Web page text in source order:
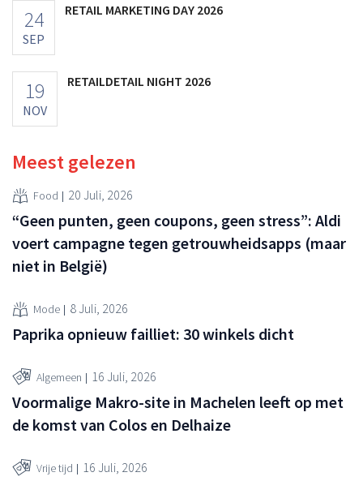
24
SEP
RETAIL MARKETING DAY 2026
19
NOV
RETAILDETAIL NIGHT 2026
Meest gelezen
Food 20 Juli, 2026
“Geen punten, geen coupons, geen stress”: Aldi
voert campagne tegen getrouwheidsapps (maar
niet in België)
Mode 8 Juli, 2026
Paprika opnieuw failliet: 30 winkels dicht
Algemeen 16 Juli, 2026
Voormalige Makro-site in Machelen leeft op met
de komst van Colos en Delhaize
Vrije tijd 16 Juli, 2026